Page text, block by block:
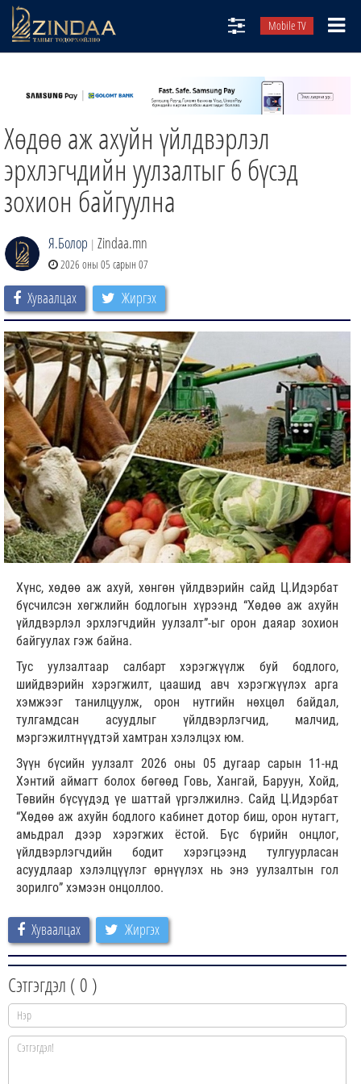
Mobile TV
ТВ8
ӨГЛӨӨНИЙ СОНИН
АУДИО ЗОХИОЛ
ЗИНДАА СЭТГҮҮЛ
Хөдөө аж ахуйн үйлдвэрлэл
эрхлэгчдийн уулзалтыг 6 бүсэд
зохион байгуулна
Я.Болор | Zindaa.mn
2026 оны 05 сарын 07
Хуваалцах Жиргэх
Хүнс, хөдөө аж ахуй, хөнгөн үйлдвэрийн сайд Ц.Идэрбат
бүсчилсэн хөгжлийн бодлогын хүрээнд “Хөдөө аж ахуйн
үйлдвэрлэл эрхлэгчдийн уулзалт”-ыг орон даяар зохион
байгуулах гэж байна.
Тус уулзалтаар салбарт хэрэгжүүлж буй бодлого,
шийдвэрийн хэрэгжилт, цаашид авч хэрэгжүүлэх арга
хэмжээг танилцуулж, орон нутгийн нөхцөл байдал,
тулгамдсан асуудлыг үйлдвэрлэгчид, малчид,
мэргэжилтнүүдтэй хамтран хэлэлцэх юм.
Зүүн бүсийн уулзалт 2026 оны 05 дугаар сарын 11-нд
Хэнтий аймагт болох бөгөөд Говь, Хангай, Баруун, Хойд,
Төвийн бүсүүдэд үе шаттай үргэлжилнэ. Сайд Ц.Идэрбат
“Хөдөө аж ахуйн бодлого кабинет дотор биш, орон нутагт,
амьдрал дээр хэрэгжих ёстой. Бүс бүрийн онцлог,
үйлдвэрлэгчдийн бодит хэрэгцээнд тулгуурласан
асуудлаар хэлэлцүүлэг өрнүүлэх нь энэ уулзалтын гол
зорилго” хэмээн онцоллоо.
Хуваалцах Жиргэх
Сэтгэгдэл ( 0 )